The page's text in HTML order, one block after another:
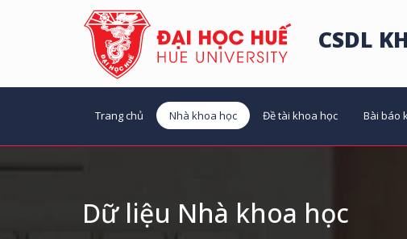
CSDL
Trang chủ Nhà khoa học Đề tài khoa học Bài báo
Dữ liệu Nhà khoa học